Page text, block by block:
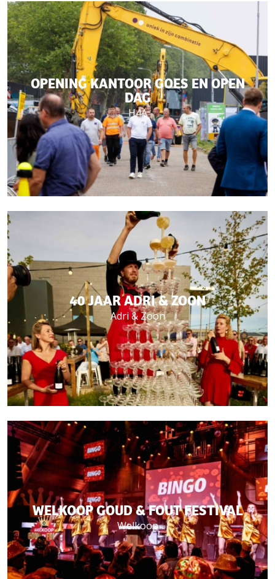
OPENING KANTOOR GOES EN OPEN
DAG
H4A
40 JAAR ADRI & ZOON
Adri & Zoon
WELKOOP GOUD & FOUT FESTIVAL
Welkoop